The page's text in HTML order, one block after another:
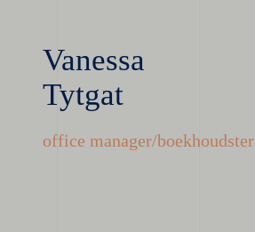
Vanessa
Tytgat
office manager/boekhoudster